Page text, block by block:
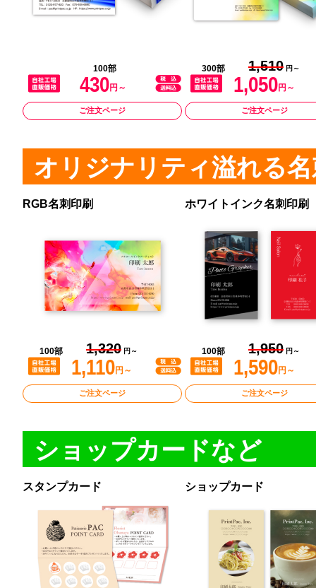
100部
430円～
ご注文ページ
300部 1,510 円～
1,050円～
ご注文ページ
オリジナリティ溢れる
RGB名刺印刷
100部 1,320 円～
1,110円～
ご注文ページ
ホワイトインク名刺印刷
100部 1,950 円～
1,590円～
ご注文ページ
ショップカードなど
スタンプカード ショップカード